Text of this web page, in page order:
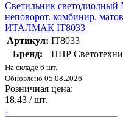
Светильник светодиодный
неповорот. комбинир.
ИТАЛМАК IT8033
Артикул: IT8033
Бренд:
НПР
На складе 6 шт.
Обновлено 05.08.2026
Розничная цена:
18.43 / шт.
-